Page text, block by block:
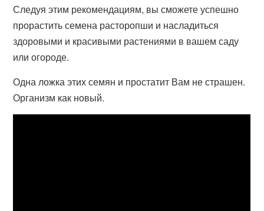
Следуя этим рекомендациям, вы сможете успешно
прорастить семена расторопши и насладиться
здоровыми и красивыми растениями в вашем саду
или огороде.
Одна ложка этих семян и простатит Вам не страшен.
Организм как новый.